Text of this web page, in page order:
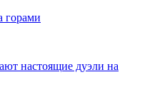
горами
настоящие дуэли на